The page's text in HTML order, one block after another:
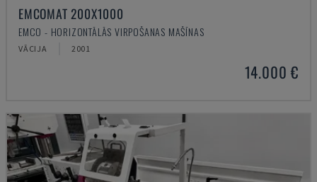
EMCOMAT 200X1000
EMCO - HORIZONTĀLĀS VIRPOŠANAS MAŠĪNAS
VĀCIJA 2001
14.000 €